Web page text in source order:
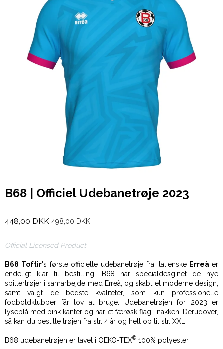
B68 | Officiel Udebanetrøje 2023
448,00 DKK 498,00 DKK
Official Licensed Product
B68 Toftir's første officielle udebanetrøje fra italienske Erreà er
endeligt klar til bestilling! B68 har specialdesginet de nye
spillertrøjer i samarbejde med Erreà, og skabt et moderne design,
samt valgt de bedste kvaliteter, som kun professionelle
fodboldklubber får lov at bruge. Udebanetrøjen for 2023 er
lyseblå med pink kanter og har et færøsk flag i nakken. Derudover,
så kan du bestille trøjen fra str. 4 år og helt op til str. XXL.
B68 udebanetrøjen er lavet i OEKO-TEX® 100% polyester.